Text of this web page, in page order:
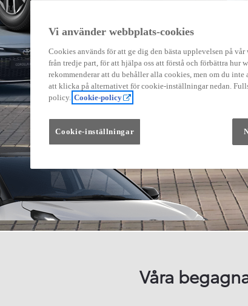
Våra
Vi använder webbplats-cookies
Cookies används för att ge dig den bästa upplevelsen på
från tredje part, för att hjälpa oss att förstå och förbättra hur
rekommenderar att du behåller alla cookies, men om du
att klicka på alternativet för cookie-inställningar nedan.
policy. Cookie-policy
Cookie-inställningar